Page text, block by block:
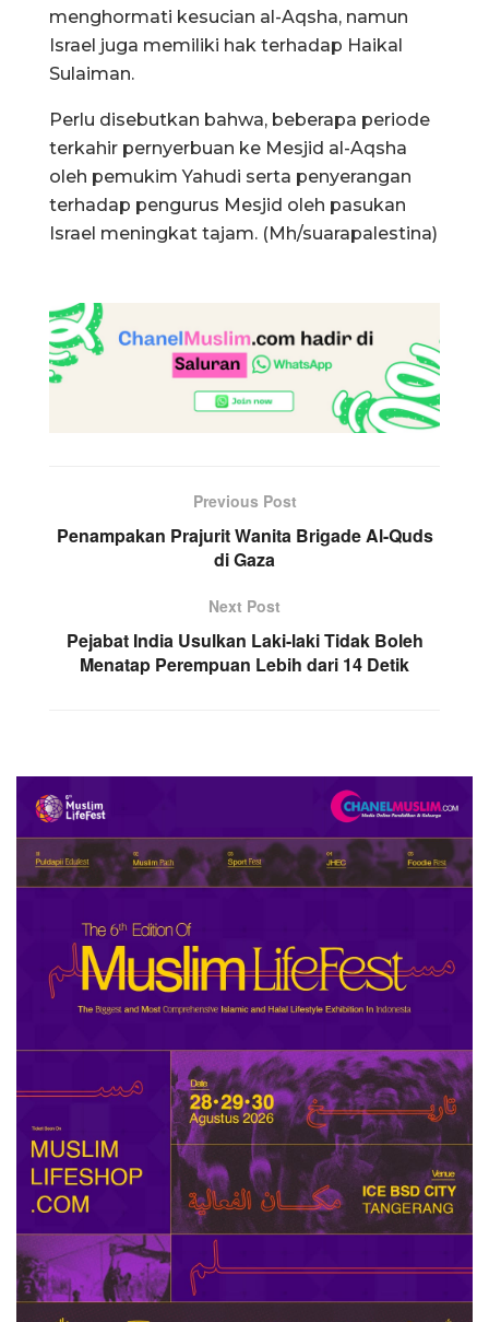
menghormati kesucian al-Aqsha, namun
Israel juga memiliki hak terhadap Haikal
Sulaiman.
Perlu disebutkan bahwa, beberapa periode
terkahir pernyerbuan ke Mesjid al-Aqsha
oleh pemukim Yahudi serta penyerangan
terhadap pengurus Mesjid oleh pasukan
Israel meningkat tajam. (Mh/suarapalestina)
Previous Post
Penampakan Prajurit Wanita Brigade Al-Quds
di Gaza
Next Post
Pejabat India Usulkan Laki-laki Tidak Boleh
Menatap Perempuan Lebih dari 14 Detik